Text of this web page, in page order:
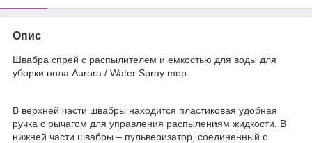
Опис
Швабра спрей с распылителем и емкостью для воды для
уборки пола Aurora / Water Spray mop
В верхней части швабры находится пластиковая удобная
ручка с рычагом для управления распылениям жидкости. В
нижней части швабры – пульверизатор, соединенный с